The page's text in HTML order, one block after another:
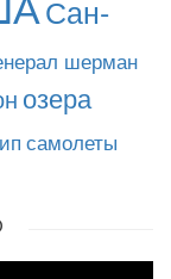
Сан-
шерман
озера
самолеты